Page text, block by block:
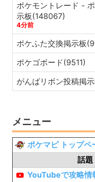
ポケモントレード -
示板(148067)
4分前
ポケふた交換掲示板
ポケゴボード(9511)
がんばリボン投稿掲
メニュー
ポケマピ トップペ
話題
YouTubeで攻略情